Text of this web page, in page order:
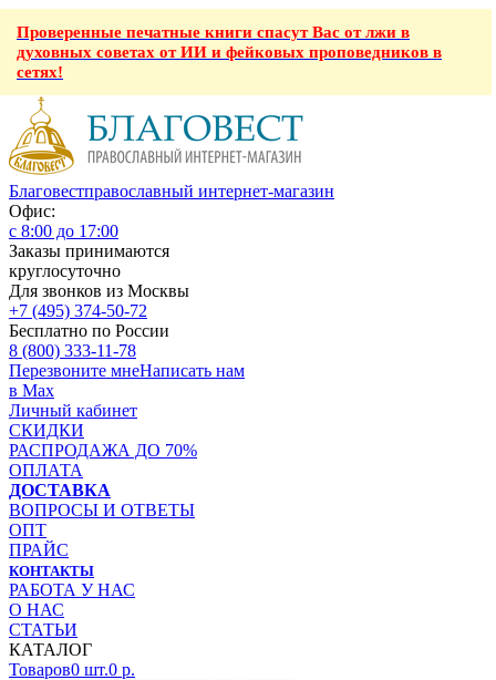
Проверенные печатные книги спасут Вас от лжи в
духовных советах от ИИ и фейковых проповедников в
сетях!
Благовестправославный интернет-магазин
Офис:
с 8:00 до 17:00
Заказы принимаются
круглосуточно
Для звонков из Москвы
+7 (495) 374-50-72
Бесплатно по России
8 (800) 333-11-78
Перезвоните мнеНаписать нам
в Max
Личный кабинет
СКИДКИ
РАСПРОДАЖА ДО 70%
ОПЛАТА
ДОСТАВКА
ВОПРОСЫ И ОТВЕТЫ
ОПТ
ПРАЙС
КОНТАКТЫ
РАБОТА У НАС
О НАС
СТАТЬИ
КАТАЛОГ
Товаров0 шт.0 р.